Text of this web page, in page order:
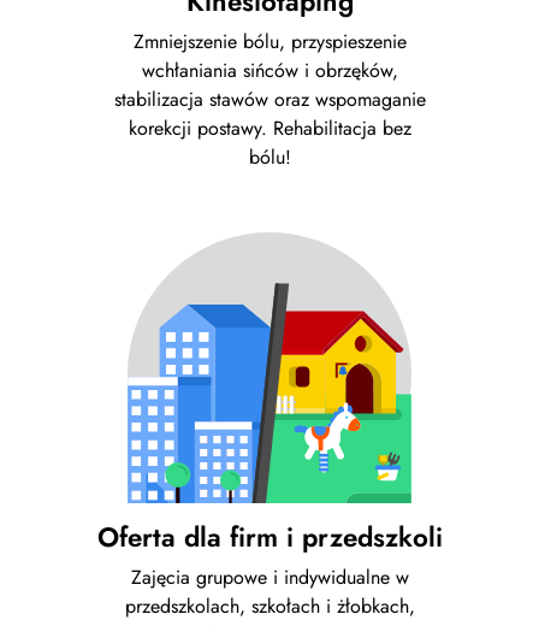
Zmniejszenie bólu, przyspieszenie
wchłaniania sińców i obrzęków,
stabilizacja stawów oraz wspomaganie
korekcji postawy. Rehabilitacja bez
bólu!
Oferta dla firm i przedszkoli
Zajęcia grupowe i indywidualne w
przedszkolach, szkołach i żłobkach,